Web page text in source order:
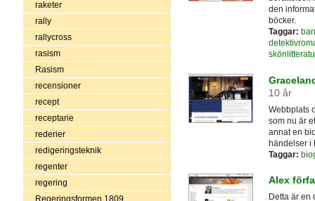
raketer
rally
rallycross
rasism
Rasism
recensioner
recept
receptarie
rederier
redigeringsteknik
regenter
regering
Regeringsformen 1809
den
böcker.
Taggar:
10 år
Webbplats
som nu är
annat en
händelser i
Taggar:
Alex
Detta är en